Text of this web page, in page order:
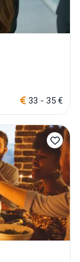
33 - 35 €